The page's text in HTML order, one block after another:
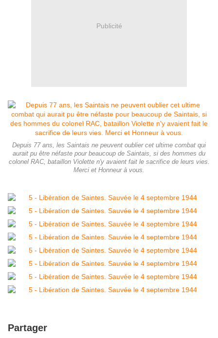
Publicité
Depuis 77 ans, les Saintais ne peuvent oublier cet ultime combat qui
aurait pu être néfaste pour beaucoup de Saintais, si des hommes du
colonel RAC, bataillon Violette n'y avaient fait le sacrifice de leurs vies.
Merci et Honneur à vous.
Partager